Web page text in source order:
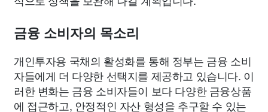
금융 소비자의 목소리
개인투자용 국채의 활성화를 통해 정부는 금융 소비
자들에게 더 다양한 선택지를 제공하고 있습니다. 이
러한 변화는 금융 소비자들이 보다 다양한 금융상품
에 접근하고, 안정적인 자산 형성을 추구할 수 있는